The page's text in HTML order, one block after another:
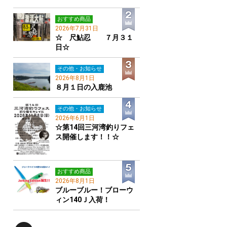
おすすめ商品
2026年7月31日
☆ 尺鮎忍 ７月３１
日☆
その他・お知らせ
2026年8月1日
８月１日の入鹿池
その他・お知らせ
2026年6月1日
☆第14回三河湾釣りフェ
ス開催します！！☆
おすすめ商品
2026年8月1日
ブルーブルー！ブローウ
ィン140Ｊ入荷！